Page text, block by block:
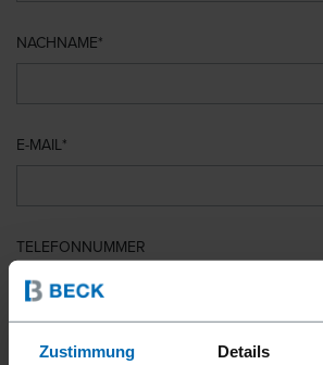
Zustimmung Details
NACHNAME
E-MAIL
TELEFONNUMMER
LAND